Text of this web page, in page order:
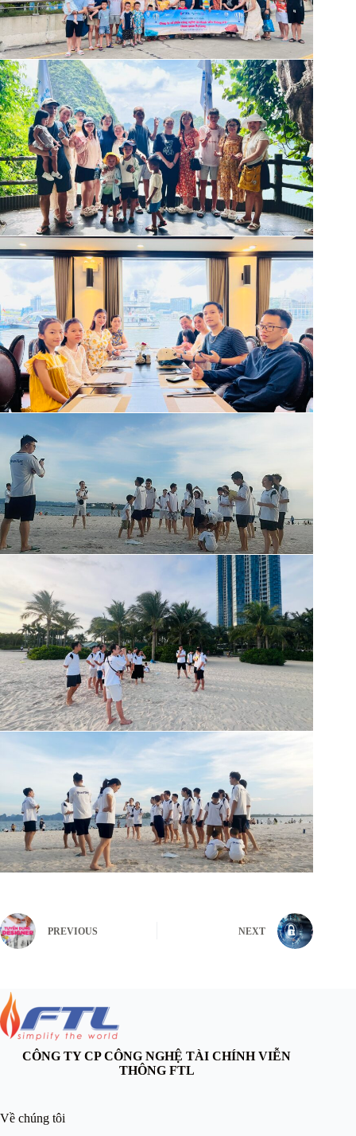
PREVIOUS NEXT
CÔNG TY CP CÔNG NGHỆ TÀI CHÍNH VIỄN
THÔNG FTL
Về chúng tôi